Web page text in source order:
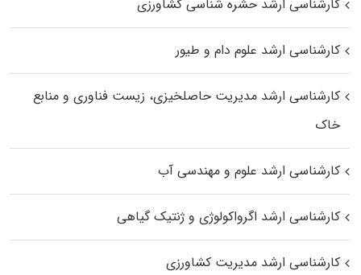
کارشناسی ارشد حشره‌ شناسی کشاورزی
کارشناسی ارشد علوم دام و طیور
کارشناسی ارشد مدیریت حاصلخیزی، زیست فناوری و منابع
خاک
کارشناسی ارشد علوم و مهندسی آب
کارشناسی ارشد اگرواکولوژی و ژنتیک گیاهی
کارشناسی ارشد مدیریت کشاورزی